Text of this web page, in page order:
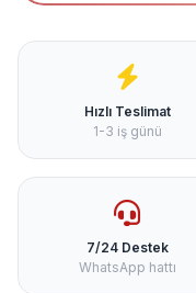
Hızlı Teslimat
1-3 iş günü
7/24 Destek
WhatsApp hattı